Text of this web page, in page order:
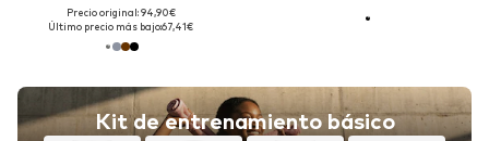
Precio original: 94,90€
Último precio más bajo:67,41€
Kit de entrenamiento básico